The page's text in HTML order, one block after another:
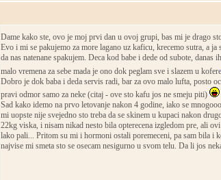
Dame kako ste, ovo je moj prvi dan u ovoj grupi, bas mi je drago
Evo i mi se pakujemo za more lagano uz kaficu, krecemo sutra, a ja
da nas natenane spakujem. Deca kod babe i dede od subote, danas
malo vremena za sebe mada je ono dok peglam sve i slazem u kofere
Dobro je dok baba i deda servis radi, bar za ovo malo lufta, posto
pravi odmor samo za neke (citaj - ove sto kafu jos ne smeju piti)
Sad kako idemo na prvo letovanje nakon 4 godine, iako se
mi uopste nije svejedno sto treba da se skinem u kupaci nakon
22kg viska, i nisam nikad nesto bila opterecena izgledom pre, ali
lako pali... Pritom su mi i hormoni ostali poremeceni, pa sam bila i
najvise mi smeta sto se osecam nesigurno u svom telu. Da li jos